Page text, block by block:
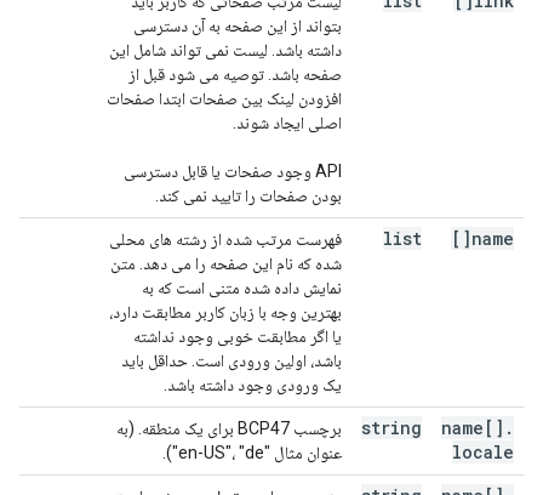
بتواند از این صفحه به آن دسترسی
داشته باشد. لیست نمی تواند شامل این
صفحه باشد. توصیه می شود قبل از
افزودن لینک بین صفحات ابتدا صفحات
اصلی ایجاد شوند.
API وجود صفحات یا قابل دسترسی
بودن صفحات را تایید نمی کند.
name[]
list
فهرست مرتب شده از رشته های محلی
شده که نام این صفحه را می دهد. متن
نمایش داده شده متنی است که به
بهترین وجه با زبان کاربر مطابقت دارد،
یا اگر مطابقت خوبی وجود نداشته
باشد، اولین ورودی است. حداقل باید
یک ورودی وجود داشته باشد.
name[] .
locale
string
برچسب BCP47 برای یک منطقه. (به
عنوان مثال "en-US"، "de").